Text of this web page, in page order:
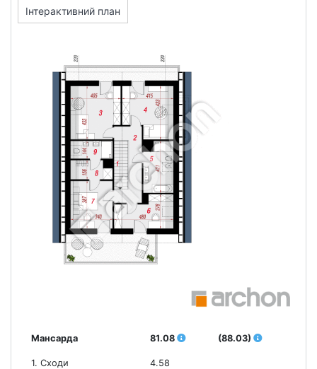
Інтерактивний план
Мансарда 81.08 (88.03)
1. Сходи 4.58